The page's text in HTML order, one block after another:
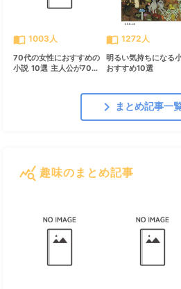
import_contacts 1003人
70代の女性におすすめの
小説 10選 主人公が70...
import_contacts 1272人
明るい気持ちになる
おすすめ10選
chevron_right まとめ記事一
query_stats 趣味のまとめ記事